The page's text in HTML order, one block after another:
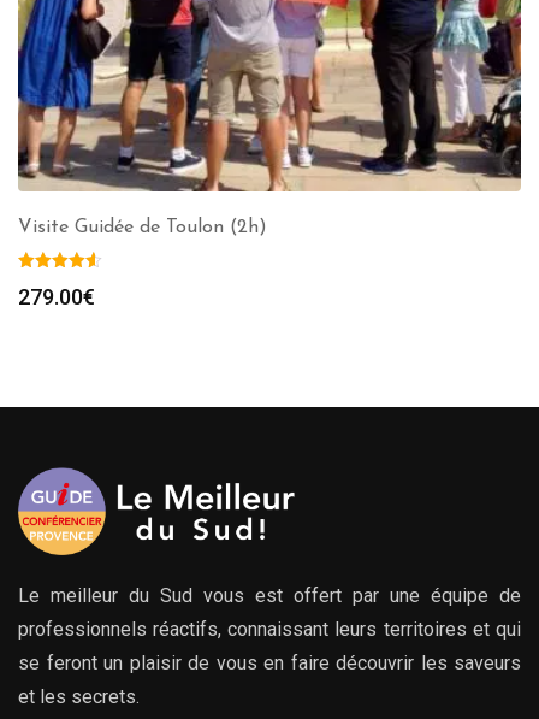
Visite Guidée de Toulon (2h)
279.00€
Le meilleur du Sud vous est offert par une équipe de
professionnels réactifs, connaissant leurs territoires et qui
se feront un plaisir de vous en faire découvrir les saveurs
et les secrets.